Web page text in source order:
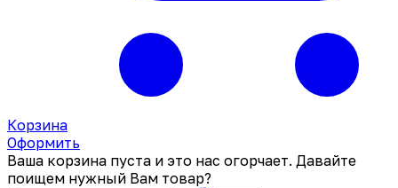
Корзина
Оформить
Ваша корзина пуста и это нас огорчает. Давайте
поищем нужный Вам товар?